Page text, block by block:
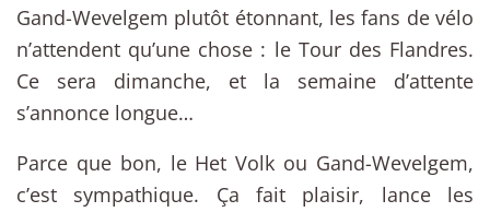
Gand-Wevelgem plutôt étonnant, les fans de vélo
n’attendent qu’une chose : le Tour des Flandres.
Ce sera dimanche, et la semaine d’attente
s’annonce longue…
Parce que bon, le Het Volk ou Gand-Wevelgem,
c’est sympathique. Ça fait plaisir, lance les